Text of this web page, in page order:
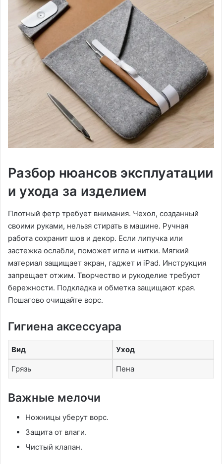
Разбор нюансов эксплуатации
и ухода за изделием
Плотный фетр требует внимания. Чехол, созданный
своими руками, нельзя стирать в машине. Ручная
работа сохранит шов и декор. Если липучка или
застежка ослабли, поможет игла и нитки. Мягкий
материал защищает экран, гаджет и iPad. Инструкция
запрещает отжим. Творчество и рукоделие требуют
бережности. Подкладка и обметка защищают края.
Пошагово очищайте ворс.
Гигиена аксессуара
Вид Уход
Грязь Пена
Важные мелочи
Ножницы уберут ворс.
Защита от влаги.
Чистый клапан.